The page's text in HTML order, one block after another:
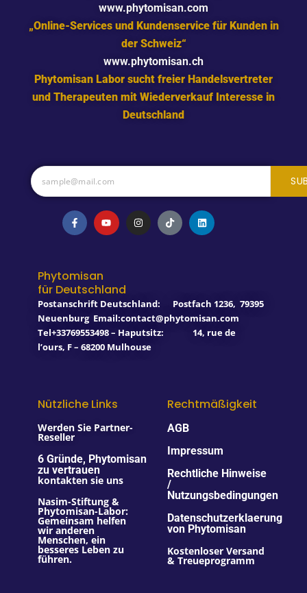
www.phytomisan.com
„Online-Services und Kundenservice für Kunden in
der Schweiz“
www.phytomisan.ch
Phytomisan Labor sucht freier Handelsvertreter
und Therapeuten mit Wiederverkauf Interesse in
Deutschland
F
a
c
o
k
-
f
Y
o
u
n
s
T
i
k
L
i
n
Phytomisan
für Deutschland
Postanschrift Deutschland: Postfach 1236, 79395
Neuenburg Email:contact@phytomisan.com
Tel+33769553498 – Haputsitz: 14, rue de
l’ours, F – 68200 Mulhouse
Nützliche Links
Werden Sie Partner-
Reseller
6 Gründe, Phytomisan
zu vertrauen
kontakten sie uns
Nasim-Stiftung &
Phytomisan-Labor:
Gemeinsam helfen
wir anderen
Menschen, ein
besseres Leben zu
führen.
Rechtmäßigkeit
AGB
Impressum
Rechtliche Hinweise
/
Nutzungsbedingungen
Datenschutzerklaerung
von Phytomisan
Kostenloser Versand
& Treueprogramm